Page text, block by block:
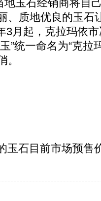
玉石经销商将自
、质地优良的玉石
3月起，克拉玛依
”统一命名为“克拉
。
石目前市场预售